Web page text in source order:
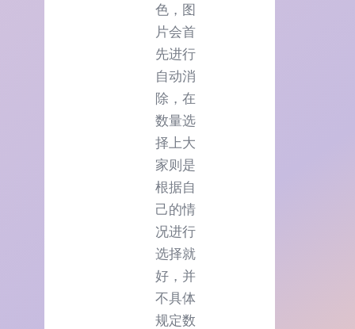
色，图
片会首
先进行
自动消
除，在
数量选
择上大
家则是
根据自
己的情
况进行
选择就
好，并
不具体
规定数